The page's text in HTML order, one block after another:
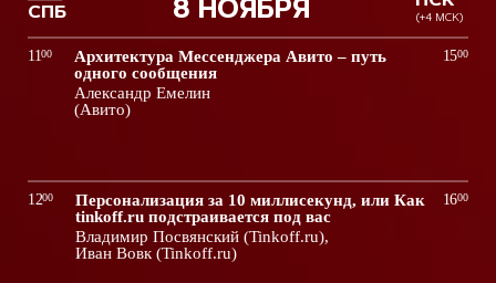
СПБ 8 НОЯБРЯ (+4 МСК)
1100
Архитектура Мессенджера Авито – путь
одного сообщения
Александр Емелин
(Авито)
1500
1200
Персонализация за 10 миллисекунд, или Как
tinkoff.ru подстраивается под вас
Владимир Посвянский (Tinkoff.ru),
Иван Вовк (Tinkoff.ru)
1600